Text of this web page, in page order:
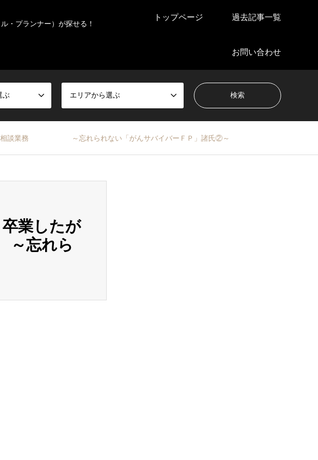
・プランナー）が探せる！
トップページ 過去記事一覧
お問い合わせ
ぶ エリアから選ぶ
での相談業務 ～忘れられない「がんサバイバーＦＰ」諸氏②～
業したが
忘れら